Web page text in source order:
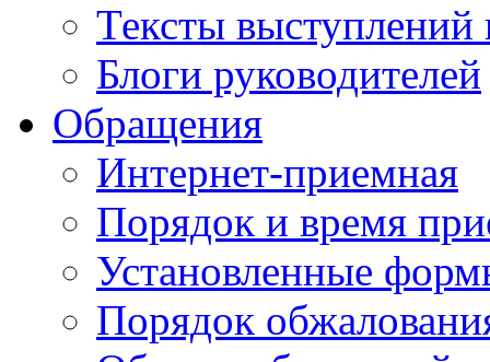
Тексты выступлений
Блоги руководителей
Обращения
Интернет-приемная
Порядок и время
Установленные
Порядок